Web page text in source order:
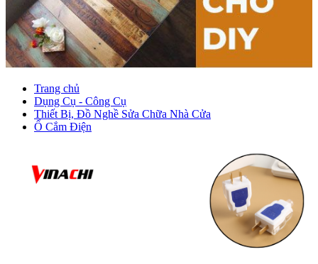
Trang chủ
Dụng Cụ - Công Cụ
Thiết Bị, Đồ Nghề Sửa Chữa Nhà Cửa
Ổ Cắm Điện